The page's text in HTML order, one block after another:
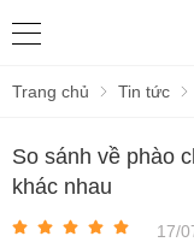
Trang chủ Tin tức
So sánh về phào
khác nhau
17/